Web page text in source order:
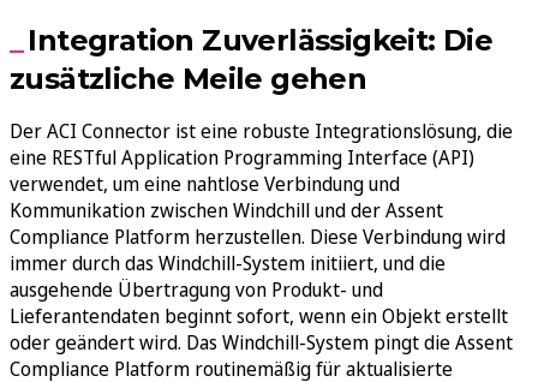
Integration Zuverlässigkeit: Die
zusätzliche Meile gehen
Der ACI Connector ist eine robuste Integrationslösung, die
eine RESTful Application Programming Interface (API)
verwendet, um eine nahtlose Verbindung und
Kommunikation zwischen Windchill und der Assent
Compliance Platform herzustellen. Diese Verbindung wird
immer durch das Windchill-System initiiert, und die
ausgehende Übertragung von Produkt- und
Lieferantendaten beginnt sofort, wenn ein Objekt erstellt
oder geändert wird. Das Windchill-System pingt die Assent
Compliance Platform routinemäßig für aktualisierte